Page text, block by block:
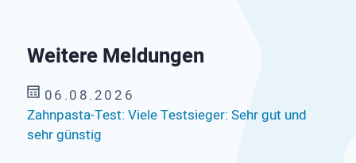
Weitere Meldungen
06.08.2026
Zahnpasta-Test: Viele Testsieger: Sehr gut und
sehr günstig